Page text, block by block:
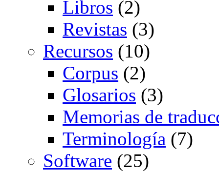
Libros (2)
Revistas (3)
Recursos (10)
Corpus (2)
Glosarios (3)
Memorias de
Terminología (7)
Software (25)